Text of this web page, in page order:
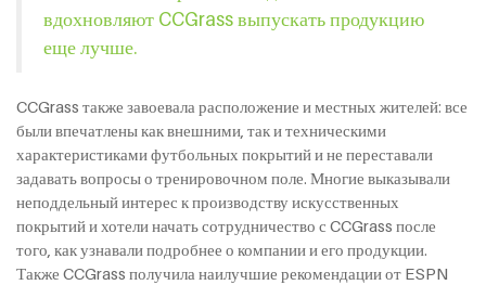
вдохновляют CCGrass выпускать продукцию
еще лучше.
CCGrass также завоевала расположение и местных жителей: все
были впечатлены как внешними, так и техническими
характеристиками футбольных покрытий и не переставали
задавать вопросы о тренировочном поле. Многие выказывали
неподдельный интерес к производству искусственных
покрытий и хотели начать сотрудничество с CCGrass после
того, как узнавали подробнее о компании и его продукции.
Также CCGrass получила наилучшие рекомендации от ESPN